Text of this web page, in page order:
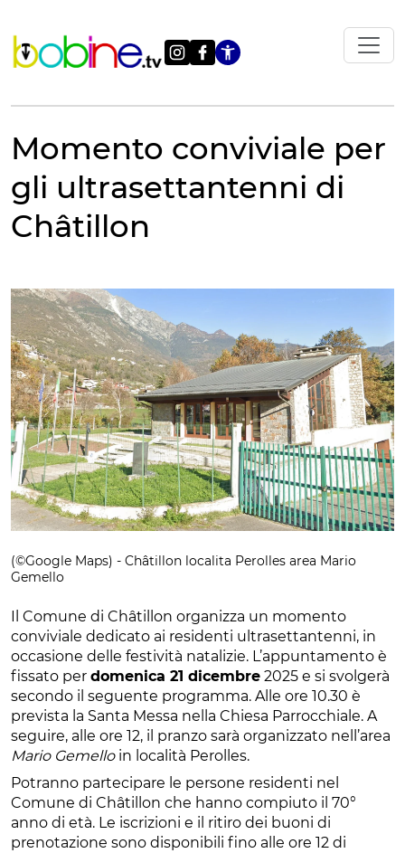
contenuto
Apri le
Momento conviviale per
gli ultrasettantenni di
Châtillon
(©Google Maps) - Châtillon localita Perolles area Mario
Gemello
Il Comune di Châtillon organizza un momento
conviviale dedicato ai residenti ultrasettantenni, in
occasione delle festività natalizie. L’appuntamento è
fissato per domenica 21 dicembre 2025 e si svolgerà
secondo il seguente programma. Alle ore 10.30 è
prevista la Santa Messa nella Chiesa Parrocchiale. A
seguire, alle ore 12, il pranzo sarà organizzato nell’area
Mario Gemelloin località Perolles.
Potranno partecipare le persone residenti nel
Comune di Châtillon che hanno compiuto il 70°
anno di età. Le iscrizioni e il ritiro dei buoni di
prenotazione sono disponibili fino alle ore 12 di